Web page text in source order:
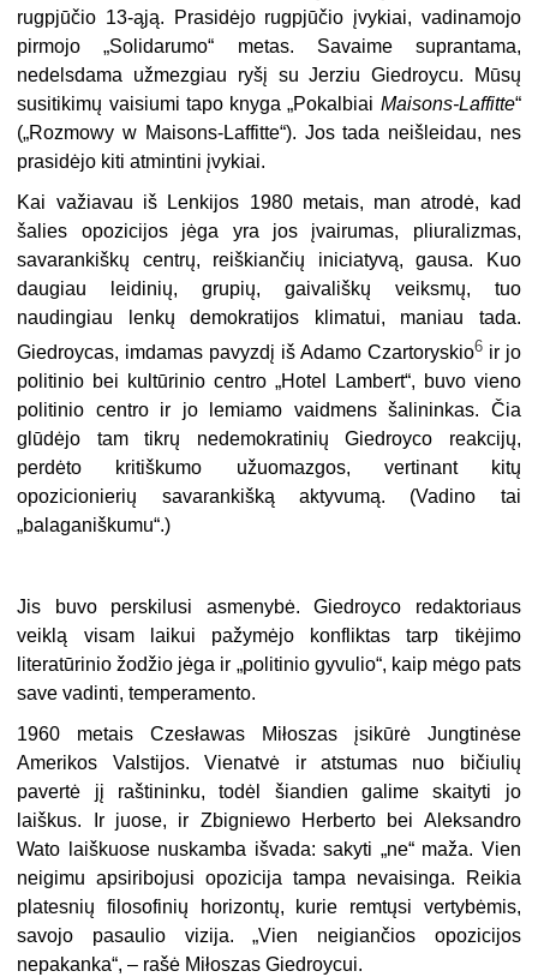
rugpjūčio 13-ąją. Prasidėjo rugpjūčio įvykiai, vadinamojo
pirmojo „Solidarumo“ metas. Savaime suprantama,
nedelsdama užmezgiau ryšį su Jerziu Giedroycu. Mūsų
susitikimų vaisiumi tapo knyga „Pokalbiai Maisons-Laffitte“
(„Rozmowy w Maisons-Laffitte“). Jos tada neišleidau, nes
prasidėjo kiti atmintini įvykiai.
Kai važiavau iš Lenkijos 1980 metais, man atrodė, kad
šalies opozicijos jėga yra jos įvairumas, pliuralizmas,
savarankiškų centrų, reiškiančių iniciatyvą, gausa. Kuo
daugiau leidinių, grupių, gaivališkų veiksmų, tuo
naudingiau lenkų demokratijos klimatui, maniau tada.
Giedroycas, imdamas pavyzdį iš Adamo Czartoryskio6ir jo
politinio bei kultūrinio centro „Hotel Lambert“, buvo vieno
politinio centro ir jo lemiamo vaidmens šalininkas. Čia
glūdėjo tam tikrų nedemokratinių Giedroyco reakcijų,
perdėto kritiškumo užuomazgos, vertinant kitų
opozicionierių savarankišką aktyvumą. (Vadino tai
„balaganiškumu“.)
Jis buvo perskilusi asmenybė. Giedroyco redaktoriaus
veiklą visam laikui pažymėjo konfliktas tarp tikėjimo
literatūrinio žodžio jėga ir „politinio gyvulio“, kaip mėgo pats
save vadinti, temperamento.
1960 metais Czesławas Miłoszas įsikūrė Jungtinėse
Amerikos Valstijos. Vienatvė ir atstumas nuo bičiulių
pavertė jį raštininku, todėl šiandien galime skaityti jo
laiškus. Ir juose, ir Zbigniewo Herberto bei Aleksandro
Wato laiškuose nuskamba išvada: sakyti „ne“ maža. Vien
neigimu apsiribojusi opozicija tampa nevaisinga. Reikia
platesnių filosofinių horizontų, kurie remtųsi vertybėmis,
savojo pasaulio vizija. „Vien neigiančios opozicijos
nepakanka“, – rašė Miłoszas Giedroycui.